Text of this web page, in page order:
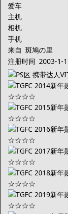
爱车
主机
相机
手机
来自 斑鳩の里
注册时间 2003-1-1